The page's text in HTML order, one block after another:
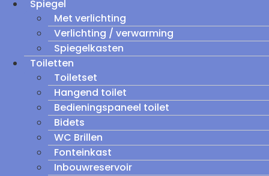
Spiegel
Met verlichting
Verlichting / verwarming
Spiegelkasten
Toiletten
Toiletset
Hangend toilet
Bedieningspaneel toilet
Bidets
WC Brillen
Fonteinkast
Inbouwreservoir